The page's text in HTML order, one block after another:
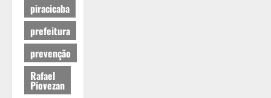
piracicaba
prefeitura
prevenção
Rafael
Piovezan